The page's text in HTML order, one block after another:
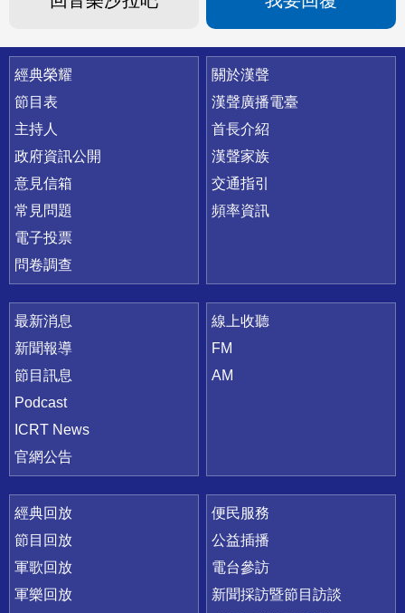
快速連結
經典榮耀
節目表
主持人
政府資訊公開
意見信箱
常見問題
電子投票
問卷調查
關於漢聲
漢聲廣播電臺
首長介紹
漢聲家族
交通指引
頻率資訊
最新消息
新聞報導
節目訊息
Podcast
ICRT News
官網公告
線上收聽
FM
AM
經典回放
節目回放
軍歌回放
軍樂回放
便民服務
公益插播
電台參訪
新聞採訪暨節目訪談